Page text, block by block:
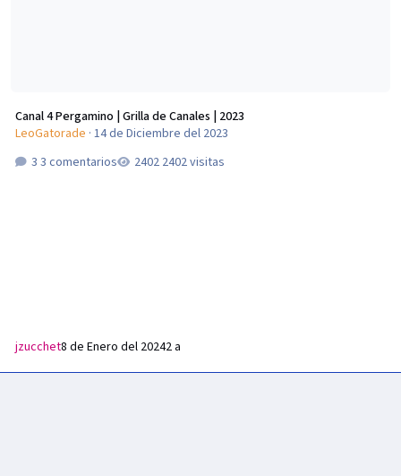
Canal 4 Pergamino | Grilla de Canales | 2023
LeoGatorade · 14 de Diciembre del 2023
3 comentarios
2402 visitas
jzucchet8 de Enero del 20242 a